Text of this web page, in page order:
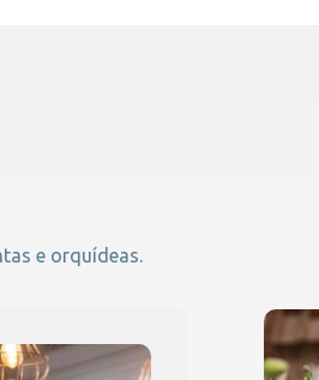
e orquídeas.